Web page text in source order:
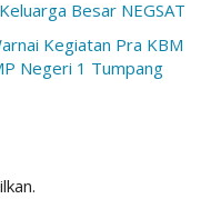
Besar NEGSAT
Kegiatan Pra KBM
Negeri 1 Tumpang